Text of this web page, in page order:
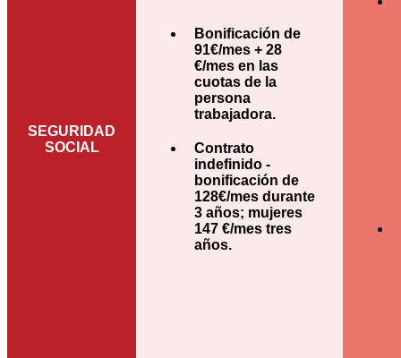
SEGURIDAD
SOCIAL
Bonificación de
91€/mes + 28
€/mes en las
cuotas de la
persona
trabajadora.
Contrato
indefinido -
bonificación de
128€/mes durante
3 años; mujeres
147 €/mes tres
años.